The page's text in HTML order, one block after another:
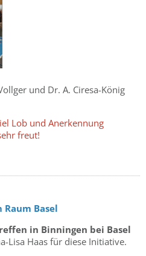
und Dr. A. Ciresa-König
Lob und Anerkennung
freut!
Basel
in Binningen bei Basel
Lisa Haas für diese Initiative.